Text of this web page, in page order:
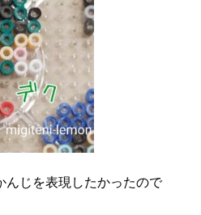
んじを表現したかったので